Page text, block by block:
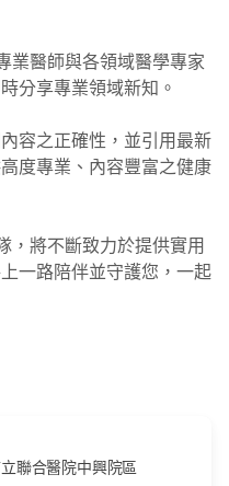
業醫師與各領域醫學專家
分享專業領域新知。
容之正確性，並引用最新
度專業、內容豐富之健康
，將不斷致力於提供實用
一路陪伴並守護您，一起
聯合醫院中興院區